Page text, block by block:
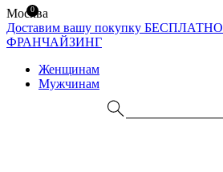
Москва
Доставим вашу покупку БЕСПЛАТНО
ФРАНЧАЙЗИНГ
Женщинам
Мужчинам
0